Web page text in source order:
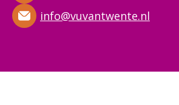
info@vuvantwente.nl